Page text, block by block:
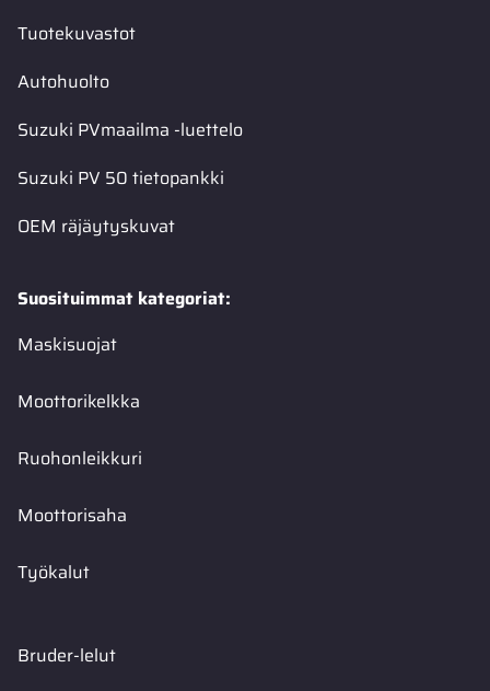
Tuotekuvastot
Autohuolto
Suzuki PVmaailma -luettelo
Suzuki PV 50 tietopankki
OEM räjäytyskuvat
Suosituimmat kategoriat:
Maskisuojat
Moottorikelkka
Ruohonleikkuri
Moottorisaha
Työkalut
Bruder-lelut